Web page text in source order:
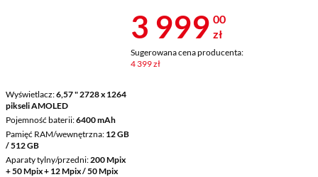
Wyświetlacz 6,57 " 2728 x 1264
pikseli AMOLED
Pojemność baterii 6400 mAh
Pamięć RAM/wewnętrzna 12 GB
/ 512 GB
Aparaty tylny/przedni 200 Mpix
+ 50 Mpix + 12 Mpix / 50 Mpix
Cena 3 999 zł
3 999 00
zł
Sugerowana cena producenta:
4 399 zł